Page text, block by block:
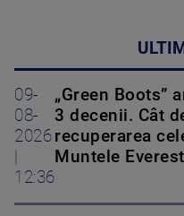
09-
08-
2026
12:36
„Green Boots”
3 decenii. Cât
recuperarea
Muntele Everest